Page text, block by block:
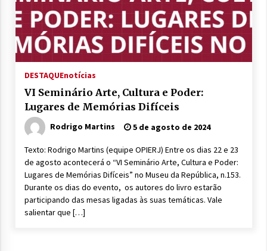
DESTAQUEnotícias
VI Seminário Arte, Cultura e Poder:
Lugares de Memórias Difíceis
Rodrigo Martins 5 de agosto de 2024
Texto: Rodrigo Martins (equipe OPIERJ) Entre os dias 22 e 23
de agosto acontecerá o “VI Seminário Arte, Cultura e Poder:
Lugares de Memórias Difíceis” no Museu da República, n.153.
Durante os dias do evento, os autores do livro estarão
participando das mesas ligadas às suas temáticas. Vale
salientar que […]